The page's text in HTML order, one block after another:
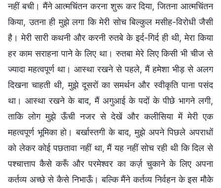
नहीं बची। मैंने आत्मचिंतन करना शुरू कर दिया, जितना आत्मचिंतन
किया, उतना ही मुझे लगा कि मेरी सोच बिल्कुल मसीह-विरोधी जैसी
है। मेरी सारी कथनी और करनी रुतबे के इर्द-गिर्द ही थी, मेरा किया
हर काम सराहना पाने के लिए था। रुतबा मेरे लिए किसी भी चीज से
ज्यादा महत्वपूर्ण था। आस्था रखने से पहले, मैं हमेशा भीड़ से अलग
दिखना चाहती थी, मुझे दूसरों का समर्थन और स्वीकृति पाना पसंद
था। आस्था रखने के बाद, मैं अगुआई के पदों के पीछे भागने लगी,
ताकि लोग मुझे ऊँची नजर से देखें और कलीसिया में मेरी एक
महत्वपूर्ण भूमिका हो। बर्खास्तगी के बाद, मुझे अपने पिछले अपराधों
को लेकर कोई पछतावा नहीं था, मैं यह नहीं सोच रही थी कि दिल से
पश्चात्ताप कैसे करूँ और परमेश्वर का कर्ज़ चुकाने के लिए अपना
कर्तव्य अच्छे से कैसे निभाऊँ। बल्कि मैंने कर्तव्य निर्वहन के इस मौके